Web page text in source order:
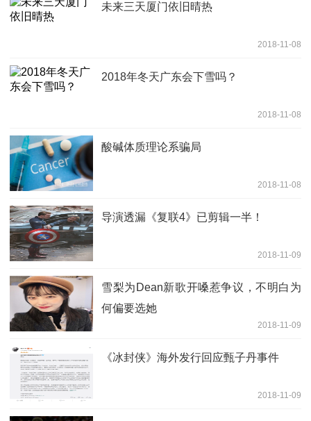
未来三天厦门依旧晴热
2018-11-08
2018年冬天广东会下雪吗？
2018-11-08
酸碱体质理论系骗局
2018-11-08
导演透漏《复联4》已剪辑一半！
2018-11-09
雪梨为Dean新歌开嗓惹争议，不明白为
何偏要选她
2018-11-09
《冰封侠》海外发行回应甄子丹事件
2018-11-09